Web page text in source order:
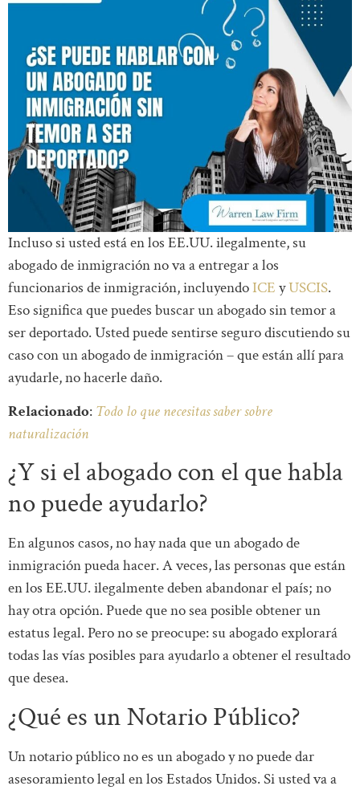
Incluso si usted está en los EE.UU. ilegalmente, su
abogado de inmigración no va a entregar a los
funcionarios de inmigración, incluyendoICE yUSCIS.
Eso significa que puedes buscar un abogado sin temor a
ser deportado. Usted puede sentirse seguro discutiendo su
caso con un abogado de inmigración – que están allí para
ayudarle, no hacerle daño.
Relacionado: Todo lo que necesitas saber sobre
naturalización
¿Y si el abogado con el que habla
no puede ayudarlo?
En algunos casos, no hay nada que un abogado de
inmigración pueda hacer. A veces, las personas que están
en los EE.UU. ilegalmente deben abandonar el país; no
hay otra opción. Puede que no sea posible obtener un
estatus legal. Pero no se preocupe: su abogado explorará
todas las vías posibles para ayudarlo a obtener el resultado
que desea.
¿Qué es un Notario Público?
Un notario público no es un abogado y no puede dar
asesoramiento legal en los Estados Unidos. Si usted va a